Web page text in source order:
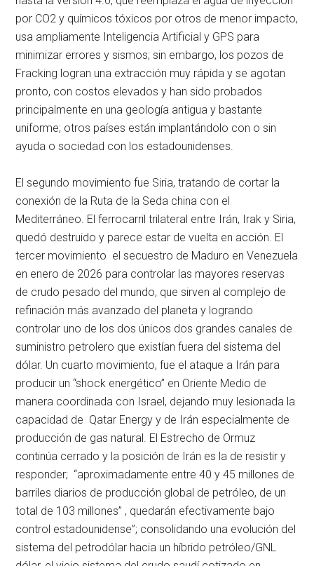
por CO2 y químicos tóxicos por otros de menor impacto,
usa ampliamente Inteligencia Artificial y GPS para
minimizar errores y sismos; sin embargo, los pozos de
Fracking logran una extracción muy rápida y se agotan
pronto, con costos elevados y han sido probados
principalmente en una geología antigua y bastante
uniforme; otros países están implantándolo con o sin
ayuda o sociedad con los estadounidenses.
El segundo movimiento fue Siria, tratando de cortar la
conexión de la Ruta de la Seda china con el
Mediterráneo. El ferrocarril trilateral entre Irán, Irak y Siria,
quedó destruido y parece estar de vuelta en acción. El
tercer movimiento el secuestro de Maduro en Venezuela
en enero de 2026 para controlar las mayores reservas
de crudo pesado del mundo, que sirven al complejo de
refinación más avanzado del planeta y logrando
controlar uno de los dos únicos dos grandes canales de
suministro petrolero que existían fuera del sistema del
dólar. Un cuarto movimiento, fue el ataque a Irán para
producir un “shock energético” en Oriente Medio de
manera coordinada con Israel, dejando muy lesionada la
capacidad de Qatar Energy y de Irán especialmente de
producción de gas natural. El Estrecho de Ormuz
continúa cerrado y la posición de Irán es la de resistir y
responder; “aproximadamente entre 40 y 45 millones de
barriles diarios de producción global de petróleo, de un
total de 103 millones” , quedarán efectivamente bajo
control estadounidense”; consolidando una evolución del
sistema del petrodólar hacia un híbrido petróleo/GNL